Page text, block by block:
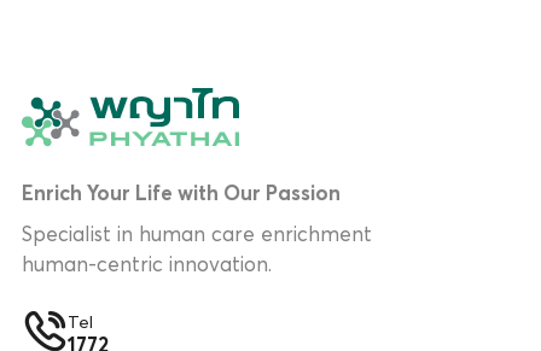
Enrich Your Life with Our Passion
Specialist in human care enrichment
human-centric innovation.
Tel
1772